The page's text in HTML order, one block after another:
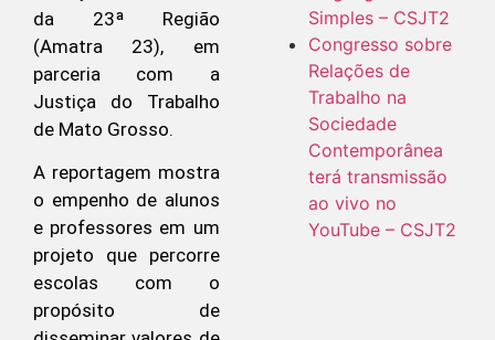
da 23ª Região
(Amatra 23), em
parceria com a
Justiça do Trabalho
de Mato Grosso.
A reportagem mostra
o empenho de alunos
e professores em um
projeto que percorre
escolas com o
propósito de
Simples – CSJT2
Congresso sobre
Relações de
Trabalho na
Sociedade
Contemporânea
terá transmissão
ao vivo no
YouTube – CSJT2